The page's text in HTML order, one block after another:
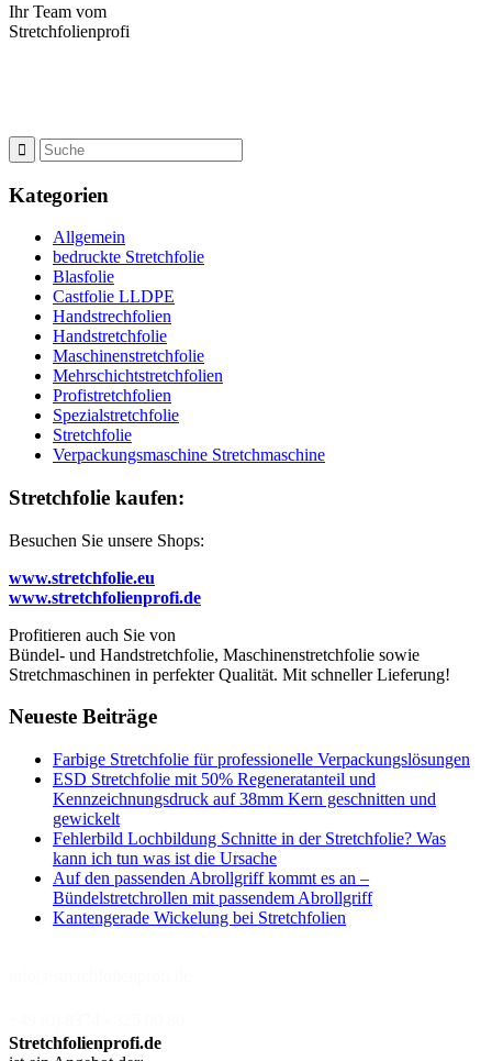
Ihr Team vom
Stretchfolienprofi
Kategorien
Allgemein
bedruckte Stretchfolie
Blasfolie
Castfolie LLDPE
Handstrechfolien
Handstretchfolie
Maschinenstretchfolie
Mehrschichtstretchfolien
Profistretchfolien
Spezialstretchfolie
Stretchfolie
Verpackungsmaschine Stretchmaschine
Stretchfolie kaufen:
Besuchen Sie unsere Shops:
www.stretchfolie.eu
www.stretchfolienprofi.de
Profitieren auch Sie von
Bündel- und Handstretchfolie, Maschinenstretchfolie sowie
Stretchmaschinen in perfekter Qualität. Mit schneller Lieferung!
Neueste Beiträge
Farbige Stretchfolie für professionelle Verpackungslösungen
ESD Stretchfolie mit 50% Regeneratanteil und
Kennzeichnungsdruck auf 38mm Kern geschnitten und
gewickelt
Fehlerbild Lochbildung Schnitte in der Stretchfolie? Was
kann ich tun was ist die Ursache
Auf den passenden Abrollgriff kommt es an –
Bündelstretchrollen mit passendem Abrollgriff
Kantengerade Wickelung bei Stretchfolien
Stretchfolienprofi.de